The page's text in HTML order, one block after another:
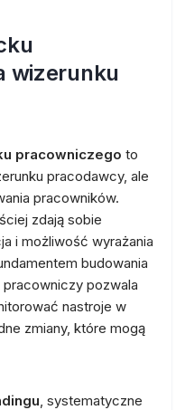
wizerunku
pracowniczego to
pracodawcy, ale
pracowników.
zdają sobie
i możliwość wyrażania
budowania
pracowniczy pozwala
nastroje w
zmiany, które mogą
, systematyczne